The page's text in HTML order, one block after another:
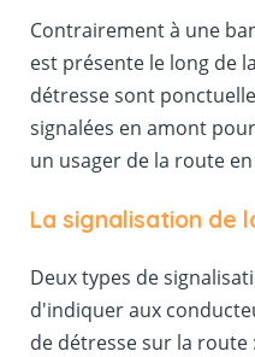
Contrairement à une
est présente le long de
détresse sont
signalées en amont
un usager de la route
La signalisation de
Deux types de
d'indiquer aux
de détresse sur la